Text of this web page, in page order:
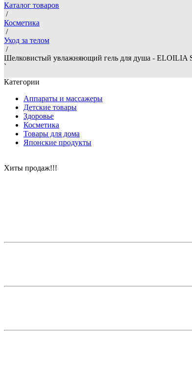
Каталог товаров
/
Косметика
/
Уход за телом
/
Шелковистый увлажняющий гель для душа - ELOILIA
`
Категории
Аппараты и массажеры
Детские товары
Здоровье
Косметика
Товары для дома
Японские продукты
Хиты продаж!!!